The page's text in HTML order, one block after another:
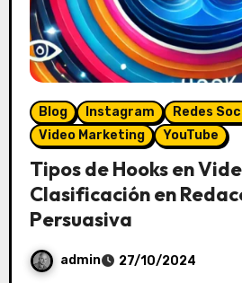
Blog Instagram
Redes
Video Marketing
YouTube
Tipos de Hooks en
Clasificación en
Persuasiva
admin 27/10/2024